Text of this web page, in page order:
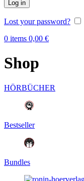
Log in
Lost your password?
0 items 0,00 €
Shop
HÖRBÜCHER
Bestseller
Bundles